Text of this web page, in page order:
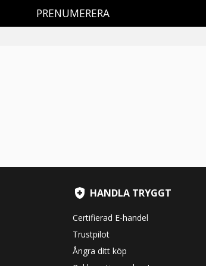
PRENUMERERA
HANDLA TRYGGT
Certifierad E-handel
Trustpilot
Ångra ditt köp